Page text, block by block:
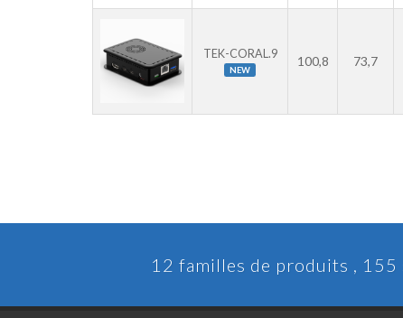
TEK-CORAL.9
NEW
100,8 73,7
12 familles de produits , 155